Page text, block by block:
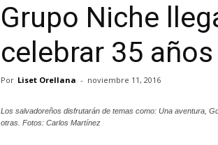
Grupo Niche
celebrar 35
Por Liset Orellana - noviembre 11, 2016
Los salvadoreños disfrutarán de temas como: Una aventura,
otras. Fotos: Carlos Martínez